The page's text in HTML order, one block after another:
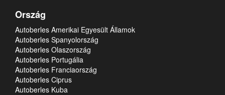
Ország
Autoberles Amerikai Egyesült Államok
Autoberles Spanyolország
Autoberles Olaszország
Autoberles Portugália
Autoberles Franciaország
Autoberles Ciprus
Autoberles Kuba